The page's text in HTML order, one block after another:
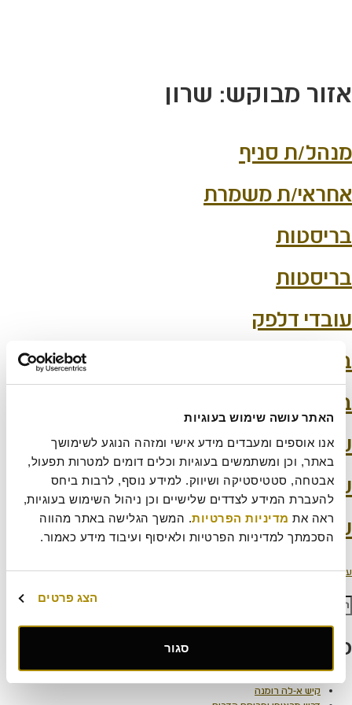
האתר עושה שימוש בעוגיות
ראה את מדיניות הפרטיות
הסכמתך למדיניות הפרטיות ולאיסוף ועיבוד מידע כאמור.
הצג פרטים
סגור
אזור מבוקש: שרון
מנהל/ת סניף
אחראי/ת משמרת
בריסטות
בריסטות
עובדי דלפק
בריסטות
בריסטות
עובדי דלפק
עובדי מטבח
עובדי דלפק
Posts
pagination
עמוד קודםעמוד
1עמוד
2עמוד
3
חפש:
פוסטים אחרונים
עוגת קראק פאי
קיש א-לה רומנה